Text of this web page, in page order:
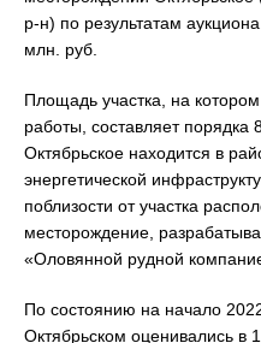
р-н) по результатам
млн. руб.
Площадь участка, на
работы, составляет порядка
Октябрьское находится в
энергетической
поблизости от участка
месторождение,
«Оловянной рудной
По состоянию на начало
Октябрьском оценивались в